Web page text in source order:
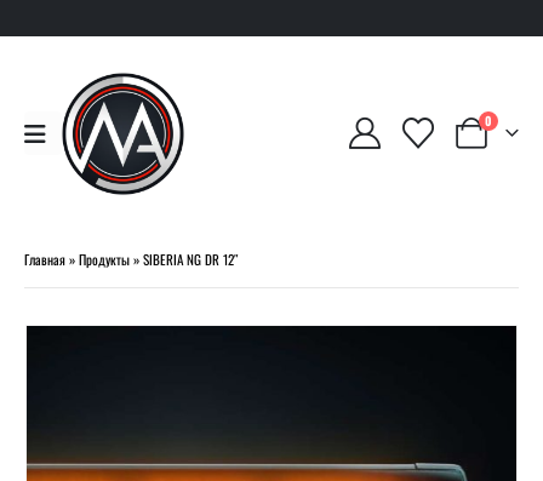
0
Главная»Продукты»SIBERIA NG DR 12″